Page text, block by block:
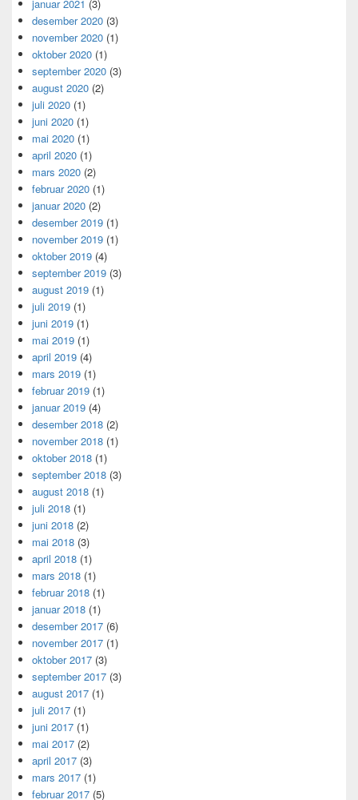
januar 2021 (3)
desember 2020 (3)
november 2020 (1)
oktober 2020 (1)
september 2020 (3)
august 2020 (2)
juli 2020 (1)
juni 2020 (1)
mai 2020 (1)
april 2020 (1)
mars 2020 (2)
februar 2020 (1)
januar 2020 (2)
desember 2019 (1)
november 2019 (1)
oktober 2019 (4)
september 2019 (3)
august 2019 (1)
juli 2019 (1)
juni 2019 (1)
mai 2019 (1)
april 2019 (4)
mars 2019 (1)
februar 2019 (1)
januar 2019 (4)
desember 2018 (2)
november 2018 (1)
oktober 2018 (1)
september 2018 (3)
august 2018 (1)
juli 2018 (1)
juni 2018 (2)
mai 2018 (3)
april 2018 (1)
mars 2018 (1)
februar 2018 (1)
januar 2018 (1)
desember 2017 (6)
november 2017 (1)
oktober 2017 (3)
september 2017 (3)
august 2017 (1)
juli 2017 (1)
juni 2017 (1)
mai 2017 (2)
april 2017 (3)
mars 2017 (1)
februar 2017 (5)